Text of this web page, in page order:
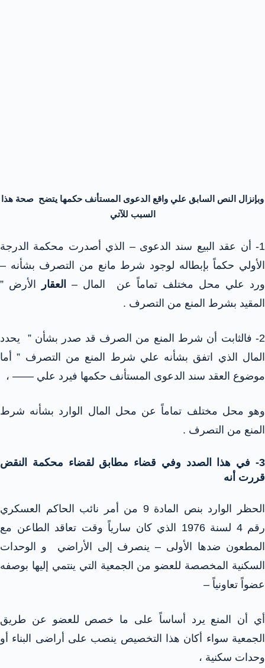
وبإنزال النص السابق علي واقع الدعوى المستأنف حكمها يتضح صحة هذا
السبب للآتي
1- أن عقد البيع سند الدعوى – الذي أصدرت محكمة الدرجة
الأولي حكماً بإبطاله لوجود شرط مانع من التصرف بشأنه –
ورد علي محل مختلف تماماً عن المال –
العقار
الأرض ”
المقيد بشرط المنع من التصرف .
2- فالثابت أن شرط المنع من الصرف قد صدر بشأن ” يحدد
المال الذي اتفق بشأنه علي شرط المنع من التصرف ” أما
موضوع العقد سند الدعوى المستأنف حكمها فيرد علي —— ،
وهو محل مختلف تماماً عن محل المال الوارد بشأنه شرط
المنع من التصرف .
3- في هذا الصدد وفي قضاء مطابق لقضاء محكمة النقض
قررت أنه
الحظر الوارد بنص المادة 9 من أمر نائب الحاكم العسكري
رقم 4 لسنة 1976 الذي كان سارياً وقت تعاقد الطاعن مع
المطعون ضدها الأولى – ينصرف إلى الأراضي و الوحدات
السكنية المخصصة للعضو من الجمعية التي ينتمي إليها بوصفه
عضواً تعاونياً –
أي أن المنع يرد أساساً على ما خصص للعضو عن طريق
الجمعية سواء أكان هذا التخصيص ينصب على أراضى البناء أو
وحدات سكنية ،